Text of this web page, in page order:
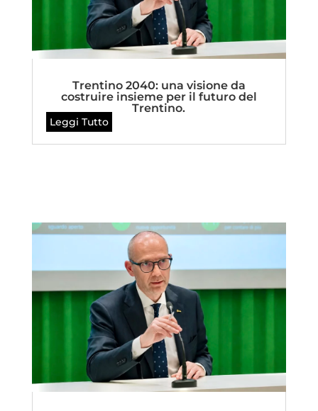
Trentino 2040: una visione da
costruire insieme per il futuro del
Trentino.
Leggi Tutto